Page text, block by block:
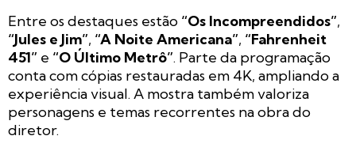
Entre os destaques estão “Os Incompreendidos”,
“Jules e Jim”, “A Noite Americana”, “Fahrenheit
451” e “O Último Metrô”. Parte da programação
conta com cópias restauradas em 4K, ampliando a
experiência visual. A mostra também valoriza
personagens e temas recorrentes na obra do
diretor.